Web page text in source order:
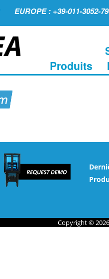
EUROPE : +39-011-3052-
Produits
Copyright ©